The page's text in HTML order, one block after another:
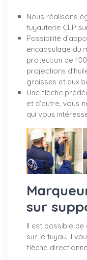
Nous réalisons
tuyauterie CLP
Possibilité
encapsulage du
protection de
projections
graisses et aux
Une flèche
et d’autre, vous
qui vous
sur
Il est possible
sur le tuyau. Il
flèche